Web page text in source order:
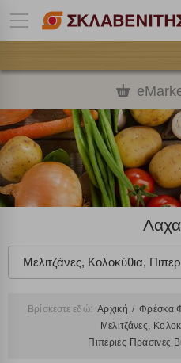
Μελιτζάνες, Κολοκύθια,
Βρίσκεστε εδώ: Αρχική Φρέσκα
Μελιτζάνες,
Πιπεριές Πράσινες